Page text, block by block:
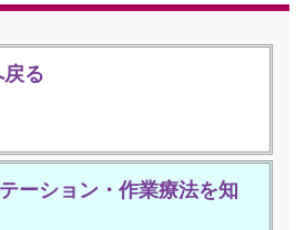
る
ーション・作業療法を知